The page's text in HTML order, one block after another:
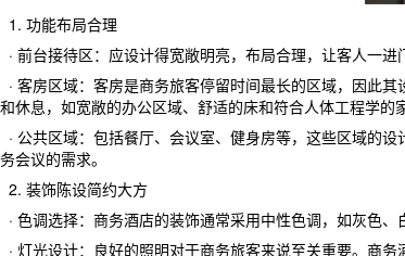
1. 功能布局合理
· 前台接待区：应设计得宽敞明亮，布局合理，让客人一
· 客房区域：客房是商务旅客停留时间最长的区域，因此
和休息，如宽敞的办公区域、舒适的床和符合人体工程学的
· 公共区域：包括餐厅、会议室、健身房等，这些区域的
务会议的需求。
2. 装饰陈设简约大方
· 色调选择：商务酒店的装饰通常采用中性色调，如灰色
· 灯光设计：良好的照明对于商务旅客来说至关重要。商